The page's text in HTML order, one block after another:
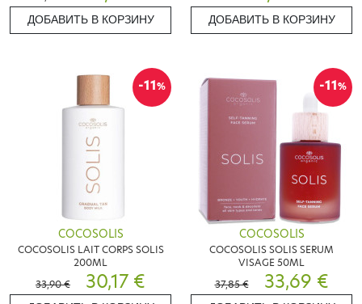
ДОБАВИТЬ В КОРЗИНУ ДОБАВИТЬ В КОРЗИНУ
-11%
COCOSOLIS
COCOSOLIS LAIT CORPS SOLIS
200ML
33,90 €
30,17 €
-11%
COCOSOLIS
COCOSOLIS SOLIS SERUM
VISAGE 50ML
37,85 €
33,69 €